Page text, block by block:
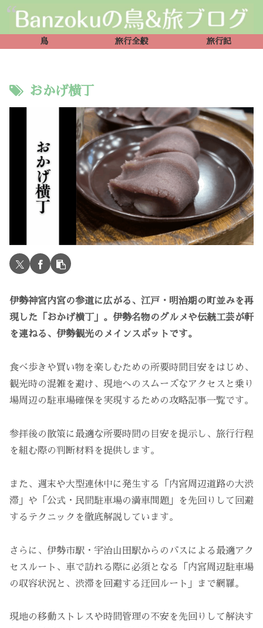
鳥 旅行全般 旅行記
おかげ横丁
伊勢神宮内宮の参道に広がる、江戸・明治期の町並みを再
現した「おかげ横丁」。伊勢名物のグルメや伝統工芸が軒
を連ねる、伊勢観光のメインスポットです。
食べ歩きや買い物を楽しむための所要時間目安をはじめ、
観光時の混雑を避け、現地へのスムーズなアクセスと乗り
場周辺の駐車場確保を実現するための攻略記事一覧です。
参拝後の散策に最適な所要時間の目安を提示し、旅行行程
を組む際の判断材料を提供します。
また、週末や大型連休中に発生する「内宮周辺道路の大渋
滞」や「公式・民間駐車場の満車問題」を先回りして回避
するテクニックを徹底解説しています。
さらに、伊勢市駅・宇治山田駅からのバスによる最適アク
セスルート、車で訪れる際に必須となる「内宮周辺駐車場
の収容状況と、渋滞を回避する迂回ルート」まで網羅。
現地の移動ストレスや時間管理の不安を先回りして解決す